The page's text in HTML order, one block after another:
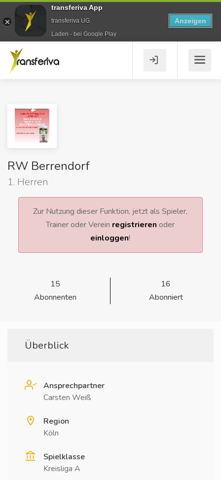
RW Berrendorf
1. Herren
Zur Nutzung dieser Funktion, jetzt als Spieler,
Trainer oder Verein registrieren oder
einloggen!
15
Abonnenten
16
Abonniert
Überblick
Ansprechpartner
Carsten Weiß
Region
Köln
Spielklasse
Kreisliga A
transferiva App
transferiva UG
Laden - bei Google Play
Anzeigen